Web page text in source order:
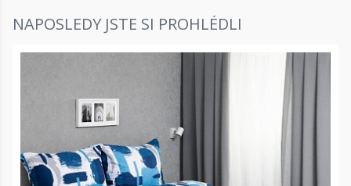
NAPOSLEDY JSTE SI PROHLÉDLI